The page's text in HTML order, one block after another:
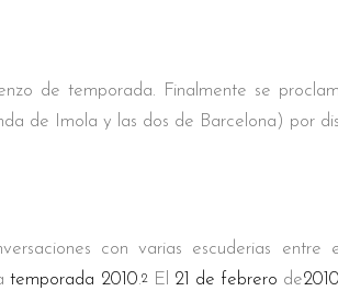
de temporada. Finalmente se
de Imola y las dos de Barcelona) por
con varias escuderias entre
temporada 2010.2El 21 de febrero de2010